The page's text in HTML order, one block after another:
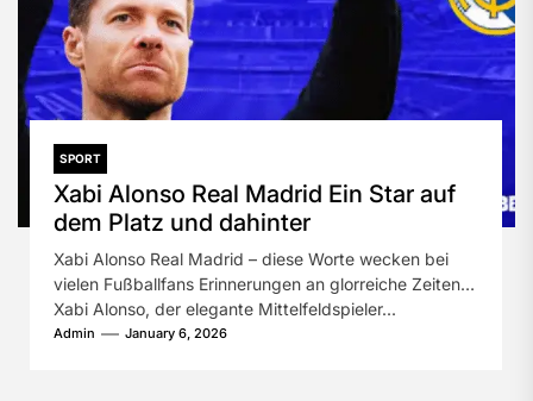
SPORT
Xabi Alonso Real Madrid Ein Star auf
dem Platz und dahinter
Xabi Alonso Real Madrid – diese Worte wecken bei
vielen Fußballfans Erinnerungen an glorreiche Zeiten.
Xabi Alonso, der elegante Mittelfeldspieler...
Admin January 6, 2026